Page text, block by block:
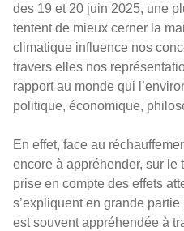
des 19 et 20 juin 2025, une
tentent de mieux cerner la
climatique influence nos
travers elles nos
rapport au monde qui
politique, économique,
En effet, face au
encore à appréhender, sur le
prise en compte des effets
s’expliquent en grande
est souvent appréhendée à